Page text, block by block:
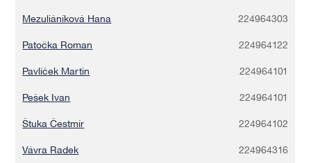
Mezuliáníková Hana 224964303
Patočka Roman 224964122
Pavlíček Martin 224964101
Pešek Ivan 224964101
Štuka Čestmír 224964102
Vávra Radek 224964316